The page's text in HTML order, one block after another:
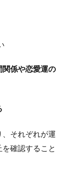
関係や恋愛運の
それぞれが運
確認すること